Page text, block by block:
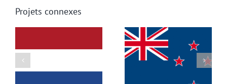
Projets connexes
Nouvelle-Zélande